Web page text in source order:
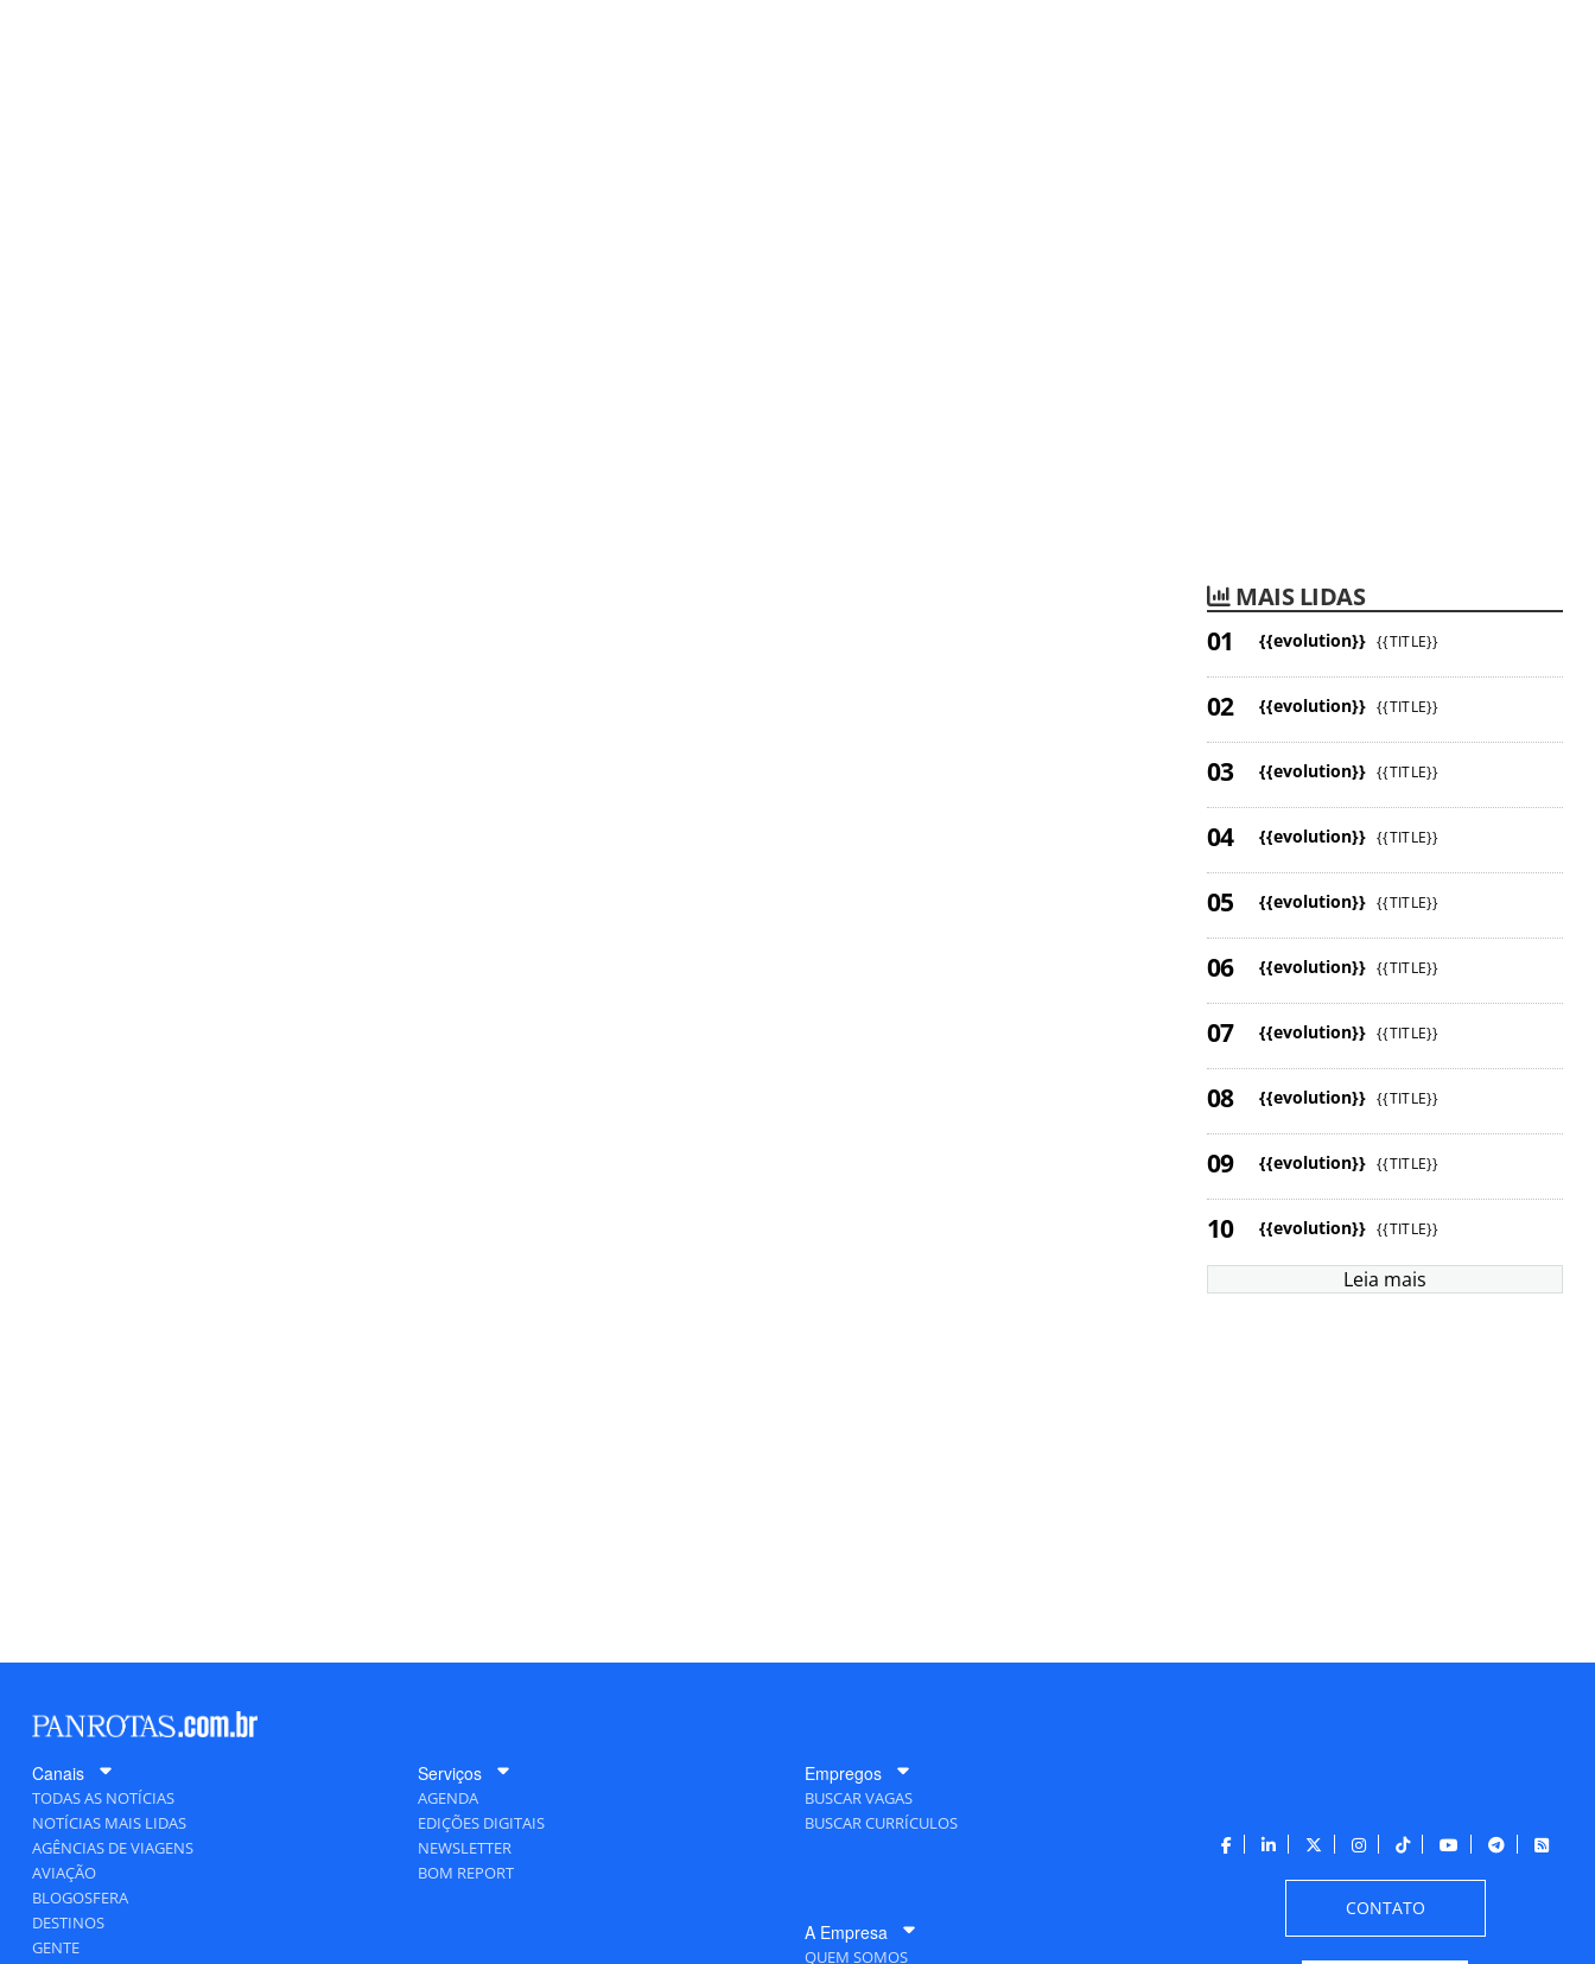
MAIS LIDAS
{{evolution}} {{TITLE}}
{{evolution}} {{TITLE}}
{{evolution}} {{TITLE}}
{{evolution}} {{TITLE}}
{{evolution}} {{TITLE}}
{{evolution}} {{TITLE}}
{{evolution}} {{TITLE}}
{{evolution}} {{TITLE}}
{{evolution}} {{TITLE}}
{{evolution}} {{TITLE}}
Leia mais
Canais
TODAS AS NOTÍCIAS
NOTÍCIAS MAIS LIDAS
AGÊNCIAS DE VIAGENS
AVIAÇÃO
BLOGOSFERA
DESTINOS
GENTE
Serviços
AGENDA
EDIÇÕES DIGITAIS
NEWSLETTER
BOM REPORT
Empregos
BUSCAR VAGAS
BUSCAR CURRÍCULOS
A Empresa
QUEM SOMOS
CONTATO